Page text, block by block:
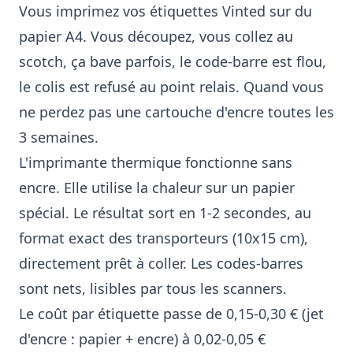
Vous imprimez vos étiquettes Vinted sur du
papier A4. Vous découpez, vous collez au
scotch, ça bave parfois, le code-barre est flou,
le colis est refusé au point relais. Quand vous
ne perdez pas une cartouche d'encre toutes les
3 semaines.
L'imprimante thermique fonctionne sans
encre. Elle utilise la chaleur sur un papier
spécial. Le résultat sort en 1-2 secondes, au
format exact des transporteurs (10x15 cm),
directement prêt à coller. Les codes-barres
sont nets, lisibles par tous les scanners.
Le coût par étiquette passe de 0,15-0,30 € (jet
d'encre : papier + encre) à 0,02-0,05 €